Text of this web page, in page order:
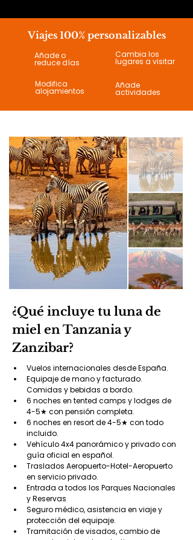
Viajes 100% personalizables
Añade o
reduce días
Cambia los
lugares a visitar
Modifica
alojamientos
Añade
actividades
¿Qué incluye tu luna de
miel en Tanzania y
Zanzibar?
Vuelos internacionales desde España.
Equipaje de mano y facturado.
Comidas y bebidas a bordo.
6 noches en tented camps y lodges de
4-5★ con pensión completa.
6 noches en resort de 4-5★ con todo
incluido.
Vehículo 4x4 panorámico y privado con
guía oficial en español.
Traslados Aeropuerto-Hotel-Aeropuerto
en servicio privado.
Entrada a todos los Parques Nacionales
y Reservas
Seguro médico, asistencia en viaje y
protección del equipaje.
Tramitación de visados, cambio de